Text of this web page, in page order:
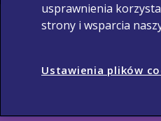
usprawnienia
strony i wsparcia
Ustawienia plików